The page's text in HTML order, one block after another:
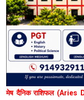
मेष दैनिक राशिफल